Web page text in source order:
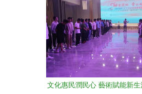
花
文化惠民潤民心 藝術賦能新